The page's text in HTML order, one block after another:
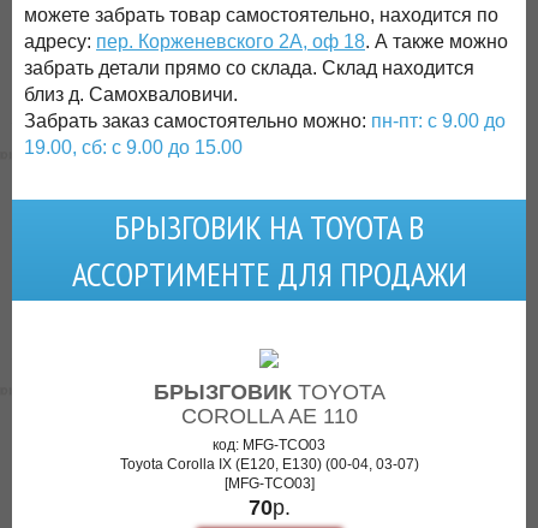
можете забрать товар самостоятельно, находится по
адресу: пер. Корженевского 2А, оф 18. А также можно
забрать детали прямо со склада. Склад находится
близ д. Самохваловичи.
Забрать заказ самостоятельно можно: пн-пт: с 9.00 до
19.00, сб: с 9.00 до 15.00
БРЫЗГОВИК НА TOYOTA В
АССОРТИМЕНТЕ ДЛЯ ПРОДАЖИ
БРЫЗГОВИКTOYOTA
COROLLA AE 110
код: MFG-TCO03
Toyota Corolla IX (E120, E130) (00-04, 03-07)
[MFG-TCO03]
70р.